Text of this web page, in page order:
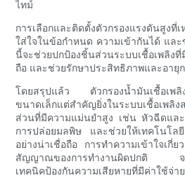
ไทม์
การเลือกและติดตั้งตัวกรองแรงดันสู
ใส่ใจในข้อกำหนด ความเข้ากันได้ แล
นี้จะช่วยปกป้องชิ้นส่วนระบบเชื้อเพลิงที่
ถือ และช่วยรักษาประสิทธิภาพและอายุ
โดยสรุปแล้ว ตัวกรองน้ำมันเชื้อเพลิ
ขนาดเล็กแต่สำคัญยิ่งในระบบเชื้อเพลิ
ส่วนที่มีความแม่นยำสูง เช่น หัวฉีดแล
การปล่อยมลพิษ และช่วยให้เทคโนโลยี
อย่างน่าเชื่อถือ การทำความเข้าใจเกี่
สัญญาณของการทำงานผิดปกติ จะช่
เทคนิคป้องกันความเสียหายที่มีค่าใช้จ่า